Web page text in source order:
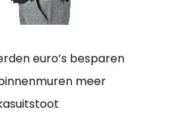
euro’s besparen
meer